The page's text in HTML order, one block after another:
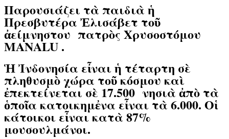
Παρουσιάζει τὰ παιδιὰ ἡ
Πρεσβυτέρα Ἐλισάβετ τοῦ
ἀείμνηστου πατρὸς Χρυσοστόμου
MANALU .
Ἡ Ἰνδονησία εἶναι ἡ τέταρτη σὲ
πληθυσμὸ χώρα τοῦ κόσμου καὶ
ἐπεκτείνεται σὲ 17.500 νησιὰ ἀπὸ τὰ
ὁποῖα κατοικημἐνα εἶναι τὰ 6.000. Οἱ
κάτοικοι εἶναι κατὰ 87%
μουσουλμάνοι.